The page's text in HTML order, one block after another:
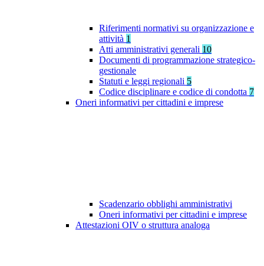
Riferimenti normativi su organizzazione e
attività 1
Atti amministrativi generali 10
Documenti di programmazione strategico-
gestionale
Statuti e leggi regionali 5
Codice disciplinare e codice di condotta 7
Oneri informativi per cittadini e imprese
Scadenzario obblighi amministrativi
Oneri informativi per cittadini e imprese
Attestazioni OIV o struttura analoga